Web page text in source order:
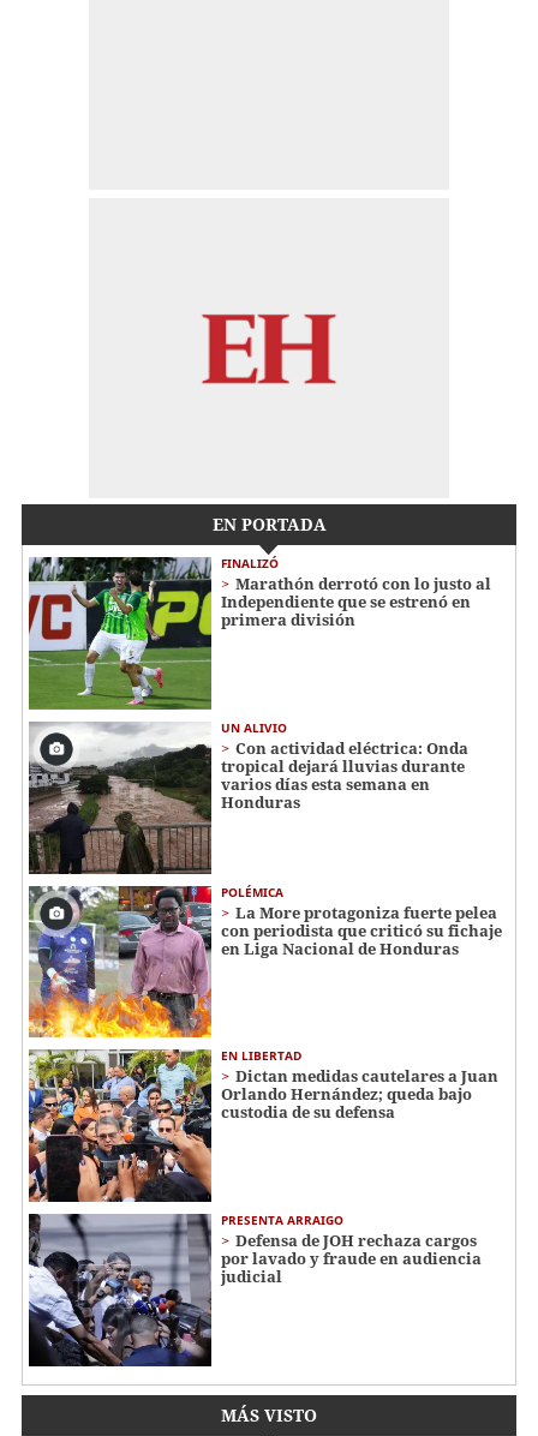
EN PORTADA
FINALIZÓ
Marathón derrotó con lo justo al
Independiente que se estrenó en
primera división
UN ALIVIO
Con actividad eléctrica: Onda
tropical dejará lluvias durante
varios días esta semana en
Honduras
POLÉMICA
La More protagoniza fuerte pelea
con periodista que criticó su fichaje
en Liga Nacional de Honduras
EN LIBERTAD
Dictan medidas cautelares a Juan
Orlando Hernández; queda bajo
custodia de su defensa
PRESENTA ARRAIGO
Defensa de JOH rechaza cargos
por lavado y fraude en audiencia
judicial
MÁS VISTO